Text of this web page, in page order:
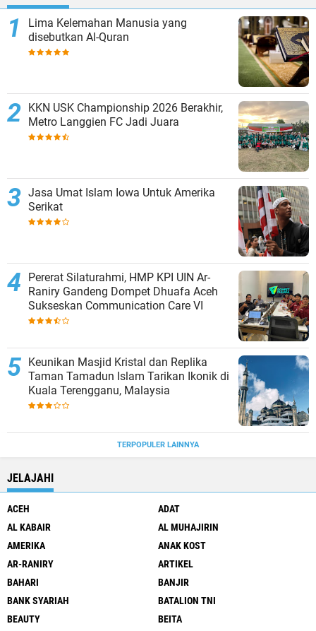
Lima Kelemahan Manusia yang
disebutkan Al-Quran
KKN USK Championship 2026 Berakhir,
Metro Langgien FC Jadi Juara
Jasa Umat Islam Iowa Untuk Amerika
Serikat
Pererat Silaturahmi, HMP KPI UIN Ar-
Raniry Gandeng Dompet Dhuafa Aceh
Sukseskan Communication Care VI
Keunikan Masjid Kristal dan Replika
Taman Tamadun Islam Tarikan Ikonik di
Kuala Terengganu, Malaysia
TERPOPULER LAINNYA
JELAJAHI
ACEH
ADAT
AL KABAIR
AL MUHAJIRIN
AMERIKA
ANAK KOST
AR-RANIRY
ARTIKEL
BAHARI
BANJIR
BANK SYARIAH
BATALION TNI
BEAUTY
BEITA